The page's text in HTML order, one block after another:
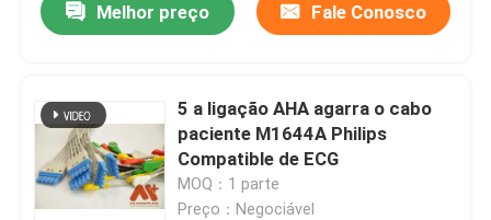
Melhor preço Fale Conosco
5 a ligação AHA agarra o cabo
paciente M1644A Philips
Compatible de ECG
MOQ：1 parte
Preço：Negociável